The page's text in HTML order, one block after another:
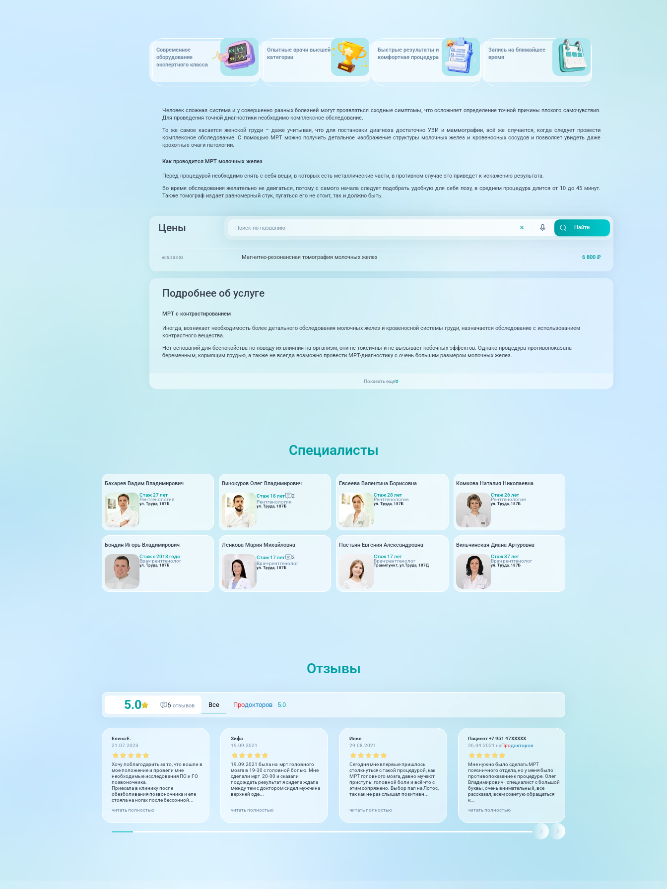
Современное
оборудование
экспертного класса
Опытные врачи высшей
категории
Быстрые результаты и
комфортная процедура
Запись на ближайшее
время
Человек сложная система и у совершенно разных болезней могут проявляться сходные симптомы, что осложняет определение точной причины плохого самочувствия.
Для проведения точной диагностики необходимо комплексное обследование.
То же самое касается женской груди – даже учитывая, что для постановки диагноза достаточно УЗИ и маммографии, всё же случается, когда следует провести
комплексное обследование. С помощью МРТ можно получить детальное изображение структуры молочных желез и кровеносных сосудов и позволяет увидеть даже
крохотные очаги патологии.
Как проводится МРТ молочных желез
Перед процедурой необходимо снять с себя вещи, в которых есть металлические части, в противном случае это приведет к искажению результата.
Во время обследования желательно не двигаться, потому с самого начала следует подобрать удобную для себя позу, в среднем процедура длится от 10 до 45 минут.
Также томограф издает равномерный стук, пугаться его не стоит, так и должно быть.
Цены
A05.20.003 Магнитно-резонансная томография молочных желез 6 800 ₽
Подробнее об услуге
МРТ с контрастированием
Иногда, возникает необходимость более детального обследования молочных желез и кровеносной системы груди, назначается обследование с использованием
контрастного вещества.
Нет оснований для беспокойства по поводу их влияния на организм, они не токсичны и не вызывает побочных эффектов. Однако процедура противопоказана
беременным, кормящим грудью, а также не всегда возможно провести МРТ-диагностику с очень большим размером молочных желез.
Показать еще
Специалисты
Бахарев Вадим Владимирович
Стаж 27 лет
Рентгенология
ул. Труда, 187Б
Винокуров Олег Владимирович
Стаж 18 лет
2
Рентгенология
ул. Труда, 187Б
Евсеева Валентина Борисовна
Стаж 28 лет
Рентгенология
ул. Труда, 187Б
Комкова Наталия Николаевна
Стаж 26 лет
Рентгенология
ул. Труда, 187Б
Бондин Игорь Владимирович
Стаж с 2013 года
Врач-рентгенолог
ул. Труда, 187Б
Ленкова Мария Михайловна
Стаж 17 лет
2
Врач-рентгенолог
ул. Труда, 187Б
Пастьян Евгения Александровна
Стаж 17 лет
Врач-рентгенолог
Травмпункт, ул.Труда, 187Д
Вильчинская Диана Артуровна
Стаж 37 лет
Врач рентгенолог
ул. Труда, 187Б
Отзывы
5.0 6 отзывов Все Продокторов 5.0
Елена Е.
21.07.2023
Хочу поблагодарить за то, что вошли в
мое положение и провели мне
необходимые исследования ПО и ГО
позвоночника.
Приехала в клинику после
обезболивания позвоночника и еле
стояла на ногах после бессонной...
читать полностью
Зифа
19.09.2021
19.09.2021 была на мрт головного
мозга в 19-30 с головной болью. Мне
сделали мрт 20-00 и сказали
подождать результат я сидела ждала
между тем с доктором сидел мужчина
верхней оде...
читать полностью
Илья
29.08.2021
Сегодня мне впервые пришлось
столкнуться с такой процедурой, как
МРТ головного мозга, давно мучают
приступы головной боли и всё что с
этим сопряжено. Выбор пал на Лотос,
так как не раз слышал позитивн...
читать полностью
Пациент +7 951 47XXXXX
26.04.2021 наПродокторов
Мне нужно было сделать МРТ
поясничного отдела, но у меня было
противопоказание к процедуре. Олег
Владимирович - специалист с большой
буквы, очень внимательный, все
рассказал, всем советую обращаться
к...
читать полностью